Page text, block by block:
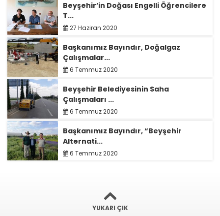
Beyşehir’in Doğası Engelli Öğrencilere
T...
27 Haziran 2020
Başkanımız Bayındır, Doğalgaz
Çalışmalar...
6 Temmuz 2020
Beyşehir Belediyesinin Saha
Çalışmaları ...
6 Temmuz 2020
Başkanımız Bayındır, “Beyşehir
Alternati...
6 Temmuz 2020
YUKARI ÇIK